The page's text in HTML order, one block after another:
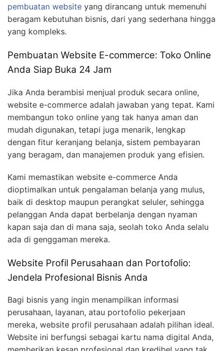
pembuatan website yang dirancang untuk memenuhi
beragam kebutuhan bisnis, dari yang sederhana hingga
yang kompleks.
Pembuatan Website E-commerce: Toko Online
Anda Siap Buka 24 Jam
Jika Anda berambisi menjual produk secara online,
website e-commerce adalah jawaban yang tepat. Kami
membangun toko online yang tak hanya aman dan
mudah digunakan, tetapi juga menarik, lengkap
dengan fitur keranjang belanja, sistem pembayaran
yang beragam, dan manajemen produk yang efisien.
Kami memastikan website e-commerce Anda
dioptimalkan untuk pengalaman belanja yang mulus,
baik di desktop maupun perangkat seluler, sehingga
pelanggan Anda dapat berbelanja dengan nyaman
kapan saja dan di mana saja, seolah toko Anda selalu
ada di genggaman mereka.
Website Profil Perusahaan dan Portofolio:
Jendela Profesional Bisnis Anda
Bagi bisnis yang ingin menampilkan informasi
perusahaan, layanan, atau portofolio pekerjaan
mereka, website profil perusahaan adalah pilihan ideal.
Website ini berfungsi sebagai kartu nama digital Anda,